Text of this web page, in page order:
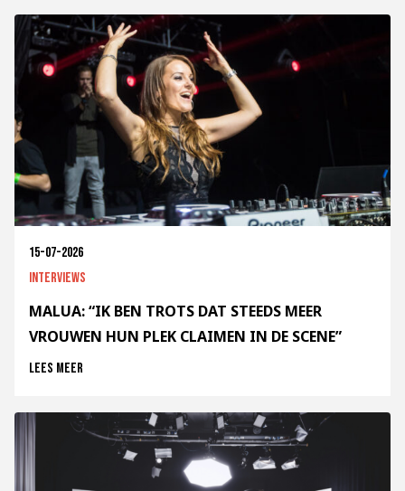
15-07-2026
Interviews
MALUA: “IK BEN TROTS DAT STEEDS MEER
VROUWEN HUN PLEK CLAIMEN IN DE SCENE”
Lees meer